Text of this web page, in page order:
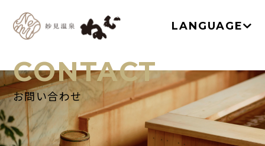
LANGUAGE
TOP
CONTACT
お問い合わせ